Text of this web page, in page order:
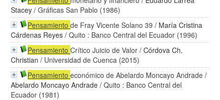
Stacey / Gráficas San Pablo (1986)
Pensamientode Fray Vicente Solano 39 / María Cristina
Cárdenas Reyes / Quito : Banco Central del Ecuador (1996)
PensamientoCrítico Juicio de Valor /Córdova Ch.
Christian / Universidad de Cuenca (2015)
Pensamientoeconómico de Abelardo Moncayo Andrade /
Abelardo Moncayo Andrade / Quito : Banco Central del
Ecuador (1981)